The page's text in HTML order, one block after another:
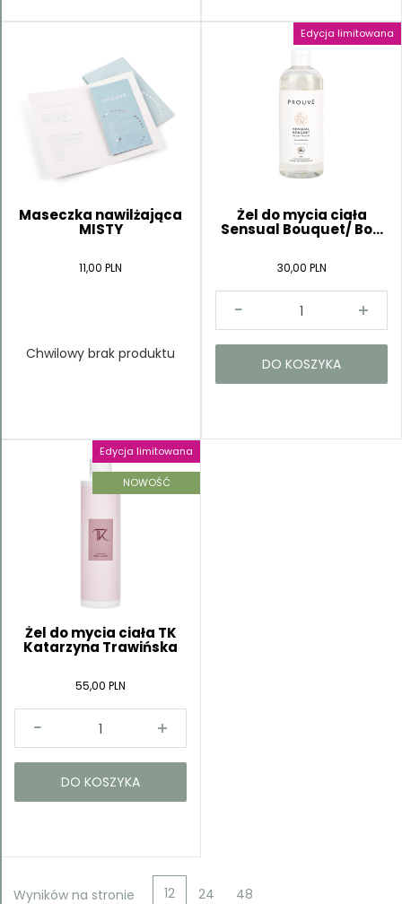
Maseczka nawilżająca
MISTY
11,00 PLN
Chwilowy brak produktu
Edycja limitowana
Żel do mycia ciała
Sensual Bouquet/ Bo...
30,00 PLN
DO KOSZYKA
Edycja limitowana
NOWOŚĆ
Żel do mycia ciała TK
Katarzyna Trawińska
55,00 PLN
DO KOSZYKA
Wyników na stronie 12 24 48